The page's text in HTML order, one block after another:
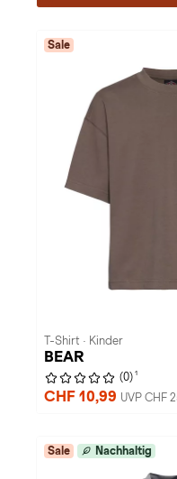
Sale
T-Shirt · Kinder
BEAR
(0) 1
CHF 10,99 UVP CHF
Sale Nachhaltig